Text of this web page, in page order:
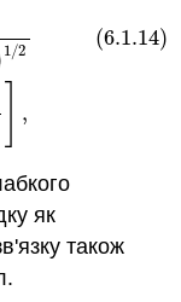
1/2
,
(6.1.14)
m 1
як
також